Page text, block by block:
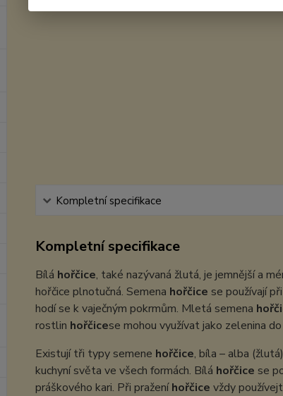
Kompletní specifikace
Kompletní specifikace
Bílá hořčice, také nazývaná žlutá, je jemnější a
hořčice plnotučná. Semena hořčice se používají
hodí se k vaječným pokrmům. Mletá semena
rostlin hořčicese mohou využívat jako zelenina
Existují tři typy semene hořčice, bíla – alba
kuchyní světa ve všech formách. Bílá hořčice se
práškového kari. Při praženíhořčice vždy